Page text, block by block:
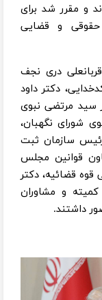
جزئی ماده ۱۰ رای دادند و مقرر شد برای
و قضایی
دری نجف
دکتر داود
سید مرتضی نبوی
شورای نگهبان،
رئیس سازمان ثبت
قوانین مجلس
قوه قضائیه، دکتر
کمیته و مشاوران
داشتند.